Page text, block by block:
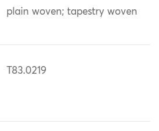
plain woven; tapestry woven
T83.0219